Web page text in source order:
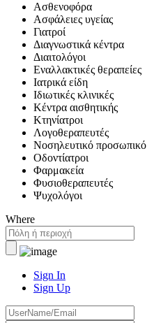
Ασθενοφόρα
Ασφάλειες υγείας
Γιατροί
Διαγνωστικά κέντρα
Διαιτολόγοι
Εναλλακτικές θεραπείες
Ιατρικά είδη
Ιδιωτικές κλινικές
Κέντρα αισθητικής
Κτηνίατροι
Λογοθεραπευτές
Νοσηλευτικό προσωπικό
Οδοντίατροι
Φαρμακεία
Φυσιοθεραπευτές
Ψυχολόγοι
Where
Sign In
Sign Up